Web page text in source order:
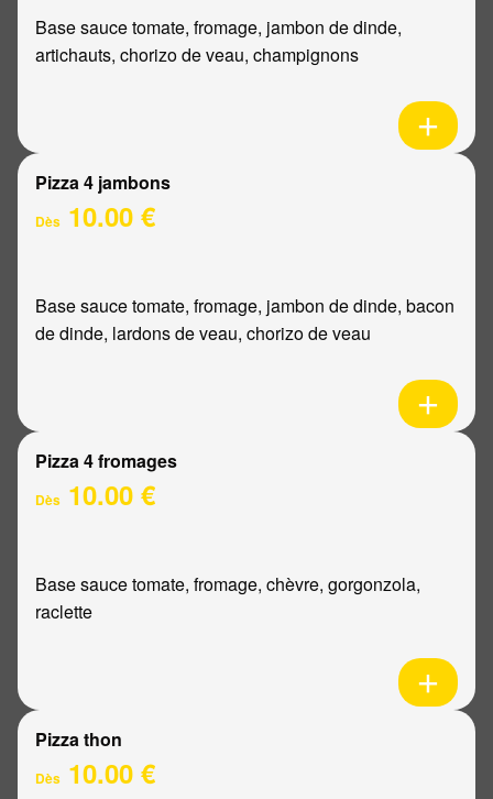
Base sauce tomate, fromage, jambon de dinde,
artichauts, chorizo de veau, champignons
Pizza 4 jambons
Dès 10.00 €
Base sauce tomate, fromage, jambon de dinde, bacon
de dinde, lardons de veau, chorizo de veau
Pizza 4 fromages
Dès 10.00 €
Base sauce tomate, fromage, chèvre, gorgonzola,
raclette
Pizza thon
Dès 10.00 €